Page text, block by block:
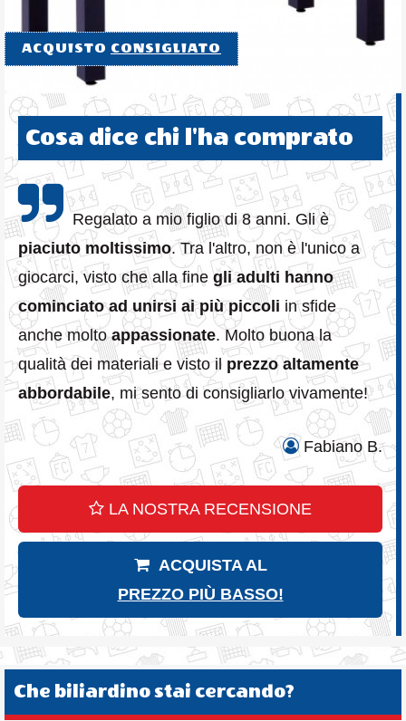
ACQUISTO CONSIGLIATO
Cosa dice chi l'ha comprato
Regalato a mio figlio di 8 anni. Gli è
piaciuto moltissimo. Tra l'altro, non è l'unico a
giocarci, visto che alla finegli adulti hanno
cominciato ad unirsi ai più piccoli in sfide
anche moltoappassionate. Molto buona la
qualità dei materiali e visto il prezzo altamente
abbordabile, mi sento di consigliarlo vivamente!
Fabiano B.
LA NOSTRA RECENSIONE
ACQUISTA AL
PREZZO PIÙ BASSO!
Che biliardino stai cercando?